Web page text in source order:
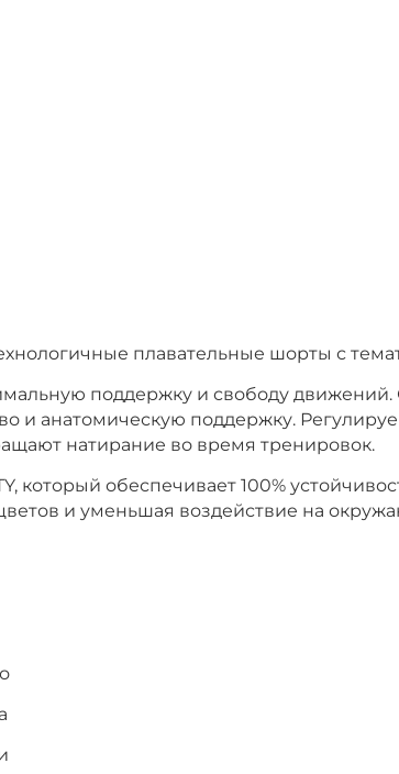
плавательные шорты с
поддержку и свободу
и анатомическую поддержку.
натирание во время тренировок.
который обеспечивает 100%
и уменьшая воздействие на